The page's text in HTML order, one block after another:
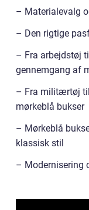
– Materialevalg
– Den rigtige
– Fra arbejdstøj
gennemgang af
– Fra militærtøj
mørkeblå bukser
– Mørkeblå
klassisk stil
– Modernisering